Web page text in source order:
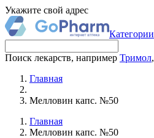
Укажите свой адрес
Категории
Поиск лекарств, например Тримол,
Главная
Мелловин капс. №50
Главная
Мелловин капс. №50